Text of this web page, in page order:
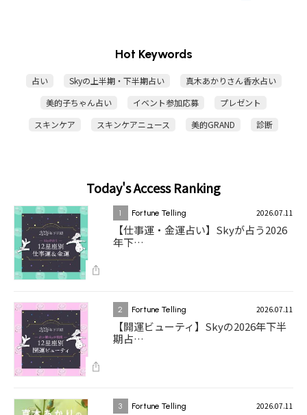
Hot Keywords
占い Skyの上半期・下半期占い
真木あかりさん香水占い
美的子ちゃん占い
イベント参加応募
プレゼント
スキンケア
スキンケアニュース 美的GRAND 診断
Today's Access Ranking
1 Fortune Telling 2026.07.11
【仕事運・金運占い】Skyが占う2026
年下…
2 Fortune Telling 2026.07.11
【開運ビューティ】Skyの2026年下半
期占…
3 Fortune Telling 2026.07.11